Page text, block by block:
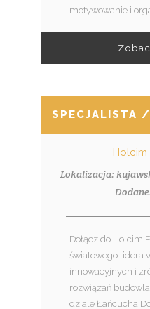
motywowanie i
SPECJALISTA
Holcim
Dołącz do Holcim
światowego lidera
innowacyjnych i
rozwiązań
dziale Łańcucha